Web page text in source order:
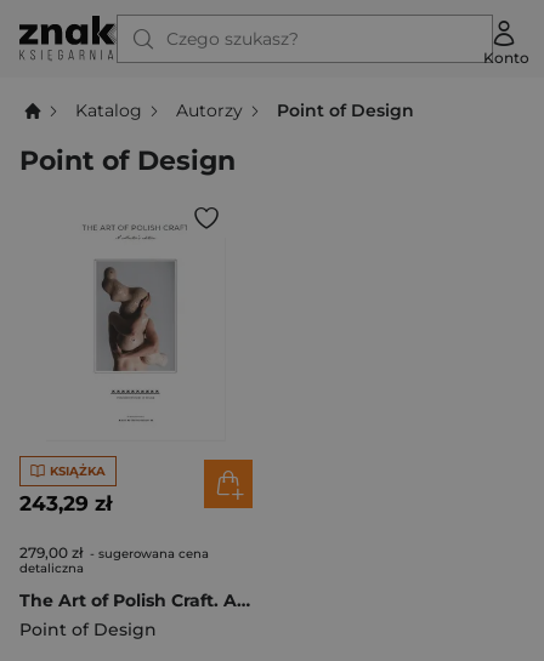
Czego szukasz?
Konto
Katalog Autorzy Point of Design
Point of Design
KSIĄŻKA
243,29 zł
279,00 zł - sugerowana cena
detaliczna
The Art of Polish Craft. A Collector’s Edition
Point of Design